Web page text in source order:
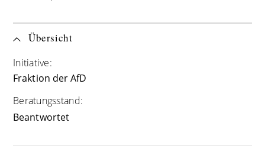
Übersicht
Initiative:
Fraktion der AfD
Beratungsstand:
Beantwortet